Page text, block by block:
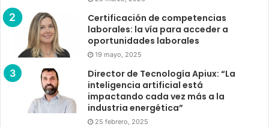
Certificación de competencias
laborales: la vía para acceder a
oportunidades laborales
19 mayo, 2025
Director de Tecnología Apiux: “La
inteligencia artificial está
impactando cada vez más a la
industria energética”
25 febrero, 2025